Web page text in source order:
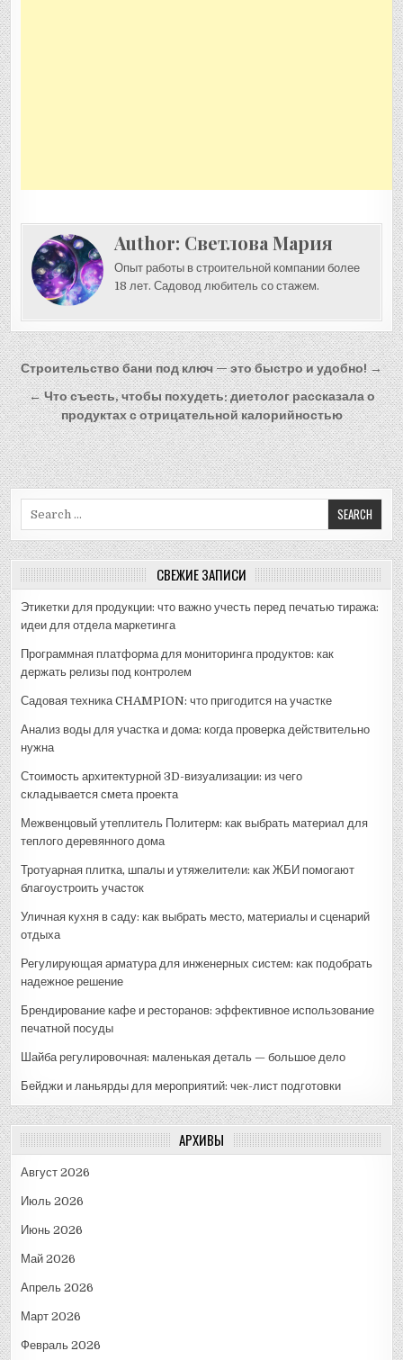
Author: Светлова Мария
Опыт работы в строительной компании более
18 лет. Садовод любитель со стажем.
Навигация
по
записям
Строительство бани под ключ — это быстро и удобно! →
← Что съесть, чтобы похудеть: диетолог рассказала о
продуктах с отрицательной калорийностью
СВЕЖИЕ ЗАПИСИ
Этикетки для продукции: что важно учесть перед печатью тиража:
идеи для отдела маркетинга
Программная платформа для мониторинга продуктов: как
держать релизы под контролем
Садовая техника CHAMPION: что пригодится на участке
Анализ воды для участка и дома: когда проверка действительно
нужна
Стоимость архитектурной 3D-визуализации: из чего
складывается смета проекта
Межвенцовый утеплитель Политерм: как выбрать материал для
теплого деревянного дома
Тротуарная плитка, шпалы и утяжелители: как ЖБИ помогают
благоустроить участок
Уличная кухня в саду: как выбрать место, материалы и сценарий
отдыха
Регулирующая арматура для инженерных систем: как подобрать
надежное решение
Брендирование кафе и ресторанов: эффективное использование
печатной посуды
Шайба регулировочная: маленькая деталь — большое дело
Бейджи и ланьярды для мероприятий: чек-лист подготовки
АРХИВЫ
Август 2026
Июль 2026
Июнь 2026
Май 2026
Апрель 2026
Март 2026
Февраль 2026